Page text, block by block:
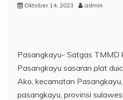
Oktober 14, 2023 admin
Pasangkayu- Satgas TMMD
Pasangkayu sasaran plat
Ako, kecamatan
pasangkayu, provinsi